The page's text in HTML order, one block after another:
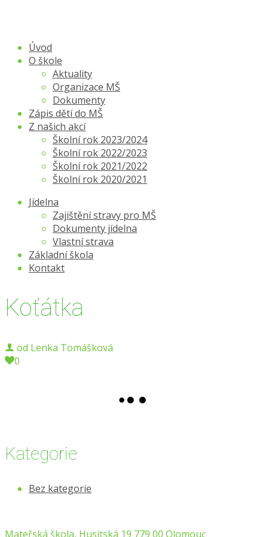
Úvod
O škole
Aktuality
Organizace MŠ
Dokumenty
Zápis dětí do MŠ
Z našich akcí
Školní rok 2023/2024
Školní rok 2022/2023
Školní rok 2021/2022
Školní rok 2020/2021
Jídelna
Zajištění stravy pro MŠ
Dokumenty jídelna
Vlastní strava
Základní škola
Kontakt
Koťátka
od Lenka Tomášková
0
Kategorie
Bez kategorie
Mateřská škola, Husitská 19 779 00 Olomouc